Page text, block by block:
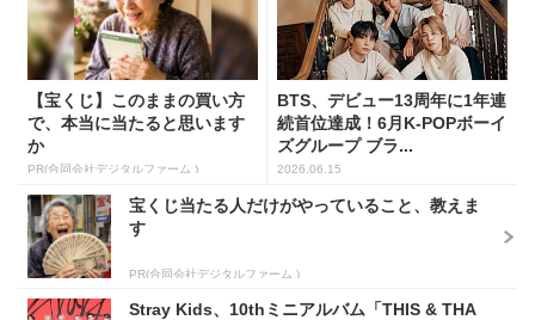
【宝くじ】このままの買い方
で、本当に当たると思います
か
PR(合同会社デジタルファーム )
BTS、デビュー13周年に1年連
続首位達成！6月K-POPボーイ
ズグループ ブラ...
2026.06.15
宝くじ当たる人だけがやっていること、教えま
す
PR(合同会社デジタルファーム )
Stray Kids、10thミニアルバム「THIS & THA